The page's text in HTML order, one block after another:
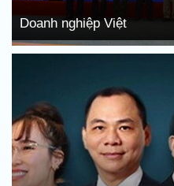
Doanh nghiệp Việt